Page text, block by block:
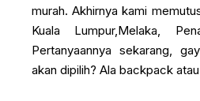
murah. Akhirnya kami
Kuala Lumpur,Melaka,
Pertanyaannya sekarang,
akan dipilih? Ala backpack